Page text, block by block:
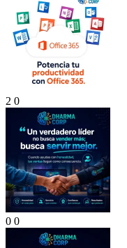
2 0
0 0